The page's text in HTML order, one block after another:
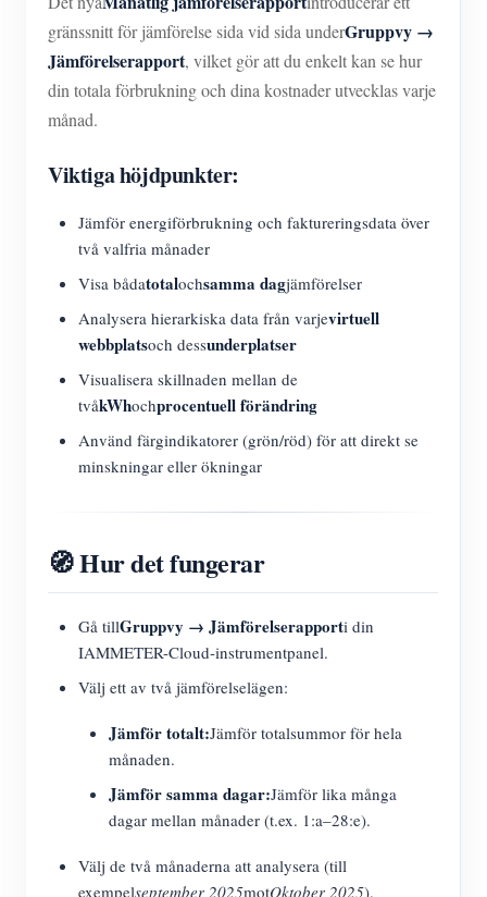
gränssnitt för jämförelse sida vid sida underGruppvy →
Jämförelserapport, vilket gör att du enkelt kan se hur
din totala förbrukning och dina kostnader utvecklas varje
månad.
Viktiga höjdpunkter:
Jämför energiförbrukning och faktureringsdata över
två valfria månader
Visa bådatotalochsamma dagjämförelser
Analysera hierarkiska data från varjevirtuell
webbplatsoch dessunderplatser
Visualisera skillnaden mellan de
tvåkWhochprocentuell förändring
Använd färgindikatorer (grön/röd) för att direkt se
minskningar eller ökningar
🧭 Hur det fungerar
Gå tillGruppvy → Jämförelserapporti din
IAMMETER-Cloud-instrumentpanel.
Välj ett av två jämförelselägen:
Jämför totalt:Jämför totalsummor för hela
månaden.
Jämför samma dagar:Jämför lika många
dagar mellan månader (t.ex. 1:a–28:e).
Välj de två månaderna att analysera (till
exempelseptember 2025motOktober 2025).